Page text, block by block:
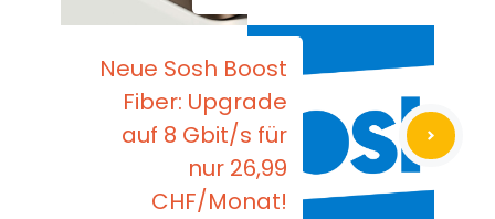
Neue Sosh Boost
Fiber: Upgrade
auf 8 Gbit/s für
nur 26,99
CHF/Monat!